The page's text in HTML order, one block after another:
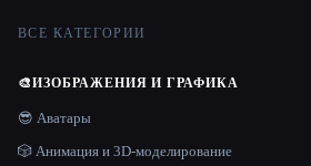
ВСЕ КАТЕГОРИИ
🎨ИЗОБРАЖЕНИЯ И ГРАФИКА
😎 Аватары
🎲 Анимация и 3D-моделирование